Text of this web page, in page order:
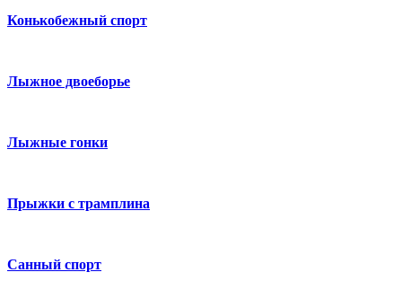
Конькобежный спорт
Лыжное двоеборье
Лыжные гонки
Прыжки с трамплина
Санный спорт